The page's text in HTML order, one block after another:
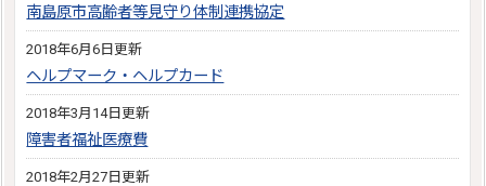
南島原市高齢者等見守り体制連携協定
2018年6月6日更新
ヘルプマーク・ヘルプカード
2018年3月14日更新
障害者福祉医療費
2018年2月27日更新